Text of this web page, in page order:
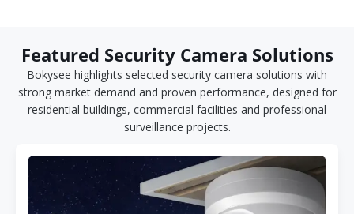
Featured Security Camera Solutions
Bokysee highlights selected security camera solutions with
strong market demand and proven performance, designed for
residential buildings, commercial facilities and professional
surveillance projects.